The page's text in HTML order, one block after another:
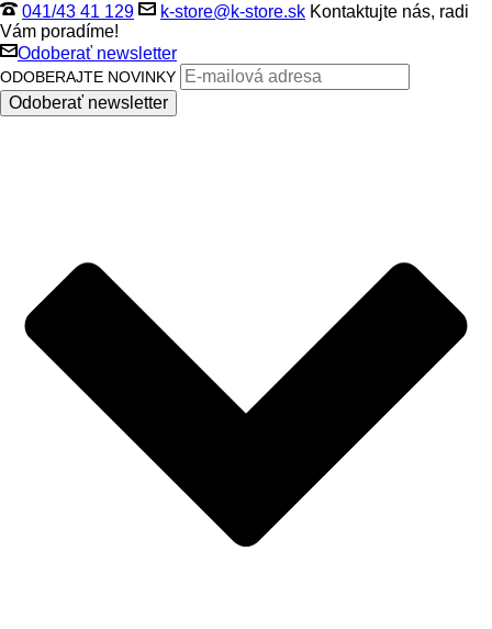
041/43 41 129 k-store@k-store.sk Kontaktujte nás, radi
Vám poradíme!
Odoberať newsletter
ODOBERAJTE NOVINKY